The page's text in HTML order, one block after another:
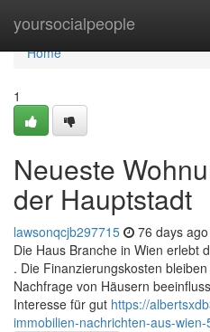
yoursocialpeople
Home
Home
1
Neueste
der Hauptstadt
lawsonqcjb297715 76 days ago
Die Haus Branche in Wien erlebt
. Die Finanzierungskosten
Nachfrage von Häusern
Interesse für gut https://
immobilien-nachrichten-aus-